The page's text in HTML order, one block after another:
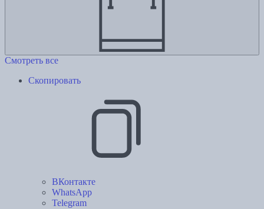
Смотреть все
Скопировать
ВКонтакте
WhatsApp
Telegram